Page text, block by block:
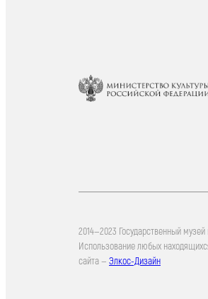
2014—2023 Государственный
Использование любых
сайта — Элкос-Дизайн